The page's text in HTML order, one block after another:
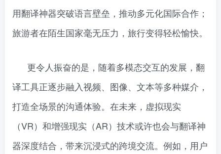
用翻译神器突破语言壁垒，推动多元化国际合作；
旅游者在陌生国家毫无压力，旅行变得轻松愉快。
更令人振奋的是，随着多模态交互的发展，翻
译工具正逐步融入视频、图像、文本等多种媒介，
打造全场景的沟通体验。在未来，虚拟现实
（VR）和增强现实（AR）技术或许也会与翻译神
器深度结合，带来沉浸式的跨境交流。例如，用户